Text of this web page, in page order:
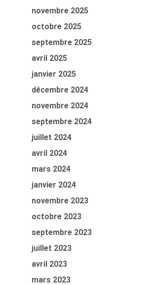
novembre 2025
octobre 2025
septembre 2025
avril 2025
janvier 2025
décembre 2024
novembre 2024
septembre 2024
juillet 2024
avril 2024
mars 2024
janvier 2024
novembre 2023
octobre 2023
septembre 2023
juillet 2023
avril 2023
mars 2023